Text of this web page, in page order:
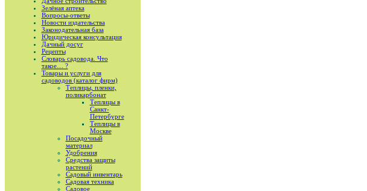
Зелёная аптека
Вопросы-ответы
Новости издательства
Законодательная база
Юридическая консультация
Дачный досуг
Рецепты
Словарь садовода. Что
такое… ?
Товары и услуги для
садоводов (каталог фирм)
Теплицы, пленки,
поликарбонат
Теплицы в
Санкт-
Петербурге
Теплицы в
Москве
Посадочный
материал
Удобрения
Средства защиты
растений
Садовый инвентарь
Садовая техника
Садовое